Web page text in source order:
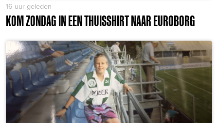
16 uur geleden
KOM ZONDAG IN EEN THUISSHIRT NAAR EUROBORG